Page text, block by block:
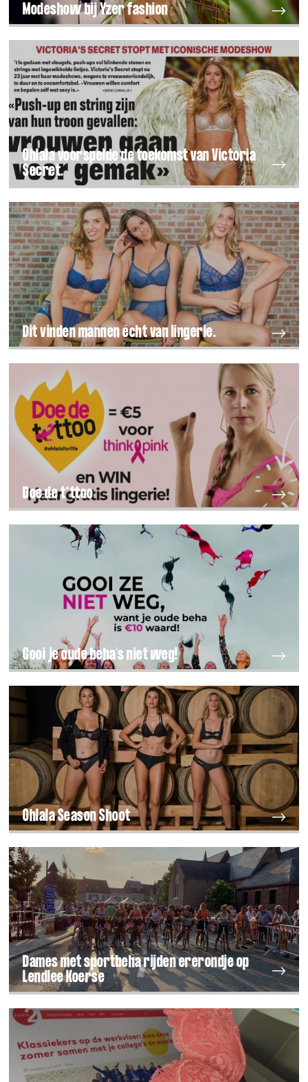
Modeshow bij Yzer fashion
Ohlala voorspelde de toekomst van Victoria
Secret.
Dit vinden mannen écht van lingerie.
Doe de t*ttoo
Gooi je oude beha's niet weg!
Ohlala Season Shoot
Dames met sportbeha rijden ererondje op
Lendlee Koerse